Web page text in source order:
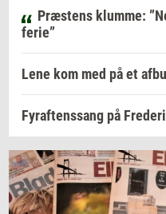
Præstens klumme:
ferie”
Lene kom med på et
Fyraftenssang på